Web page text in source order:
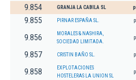
9.854 GRANJA LA CABILA SL
9.855 PIRNAR ESPAÑA SL.
9.856
MORALES & NASHIRA,
SOCIEDAD LIMITADA.
9.857 CRISTIN BAÑO SL.
9.858
EXPLOTACIONES
HOSTELERAS LA UNION SL